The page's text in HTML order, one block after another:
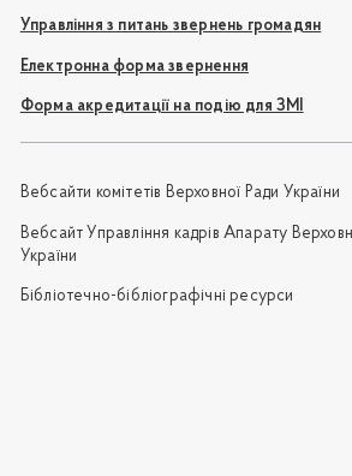
Управління з питань звернень громадян
Електронна форма звернення
Форма акредитації на подію для ЗМІ
Вебсайти комітетів Верховної Ради України
Вебсайт Управління кадрів Апарату
України
Бібліотечно-бібліографічні ресурси